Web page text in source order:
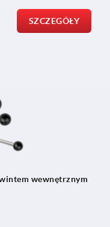
SZCZEGÓŁY
wewnętrznym